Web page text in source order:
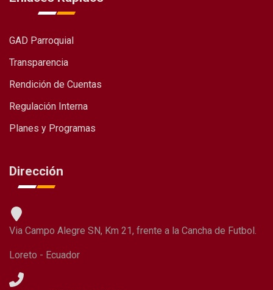
GAD Parroquial
Transparencia
Rendición de Cuentas
Regulación Interna
Planes y Programas
Dirección
Via Campo Alegre SN, Km 21, frente a la Cancha de Futbol.
Loreto - Ecuador